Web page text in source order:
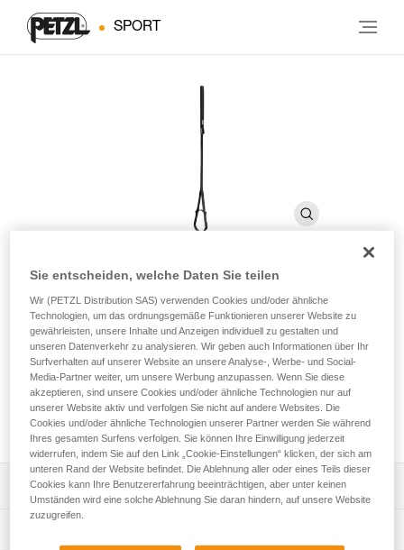
SPORT
FOOTAPE
Längenverstellbare Trittschlinge aus Gurtband
Die längenverstellbare FOOTAPE-Trittschlinge wird
zusammen mit der ASCENSION-Seilklemme mit Griff für den
Aufstieg am Seil verwendet.
Leistungsverzeichnis
Wird für den Aufstieg am Seil an der ASCENSION-
Seilklemme befestigt.
Sie entscheiden, welche Daten Sie teilen
Wir (PETZL Distribution SAS) verwenden Cookies und/oder ähnliche
Technologien, um das ordnungsgemäße Funktionieren unserer Website zu
gewährleisten, unsere Inhalte und Anzeigen individuell zu gestalten und
unseren Datenverkehr zu analysieren. Wir geben auch Informationen über Ihr
Surfverhalten auf unserer Website an unsere Analyse-, Werbe- und Social-
Media-Partner weiter, um unsere Werbung anzupassen. Wenn Sie diese
akzeptieren, sind unsere Cookies und/oder ähnliche Technologien nur auf
unserer Website aktiv und verfolgen Sie nicht auf andere Websites. Die
Cookies und/oder ähnliche Technologien unserer Partner werden Sie während
Ihres gesamten Surfens verfolgen. Sie können Ihre Einwilligung jederzeit
widerrufen, indem Sie auf den Link „Cookie-Einstellungen“ klicken, der sich am
unteren Rand der Website befindet. Die Ablehnung aller oder eines Teils dieser
Cookies kann Ihre Benutzererfahrung beeinträchtigen, aber unter keinen
Umständen wird eine solche Ablehnung Sie daran hindern, auf unsere Website
zuzugreifen.